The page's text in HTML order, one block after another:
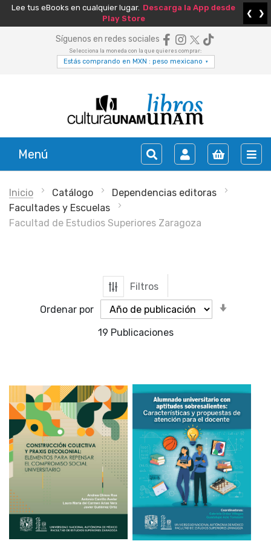
Lee tus eBooks en cualquier lugar. Descarga la App desde
Play Store
❮ ❯
Síguenos en redes sociales
Selecciona la moneda con la que quieres comprar:
Estás comprando en MXN : peso mexicano ▾
Menú
Inicio Catálogo
Dependencias editoras
Facultades y Escuelas
Facultad de Estudios Superiores Zaragoza
Filtros
Ordenar por
19 Publicaciones